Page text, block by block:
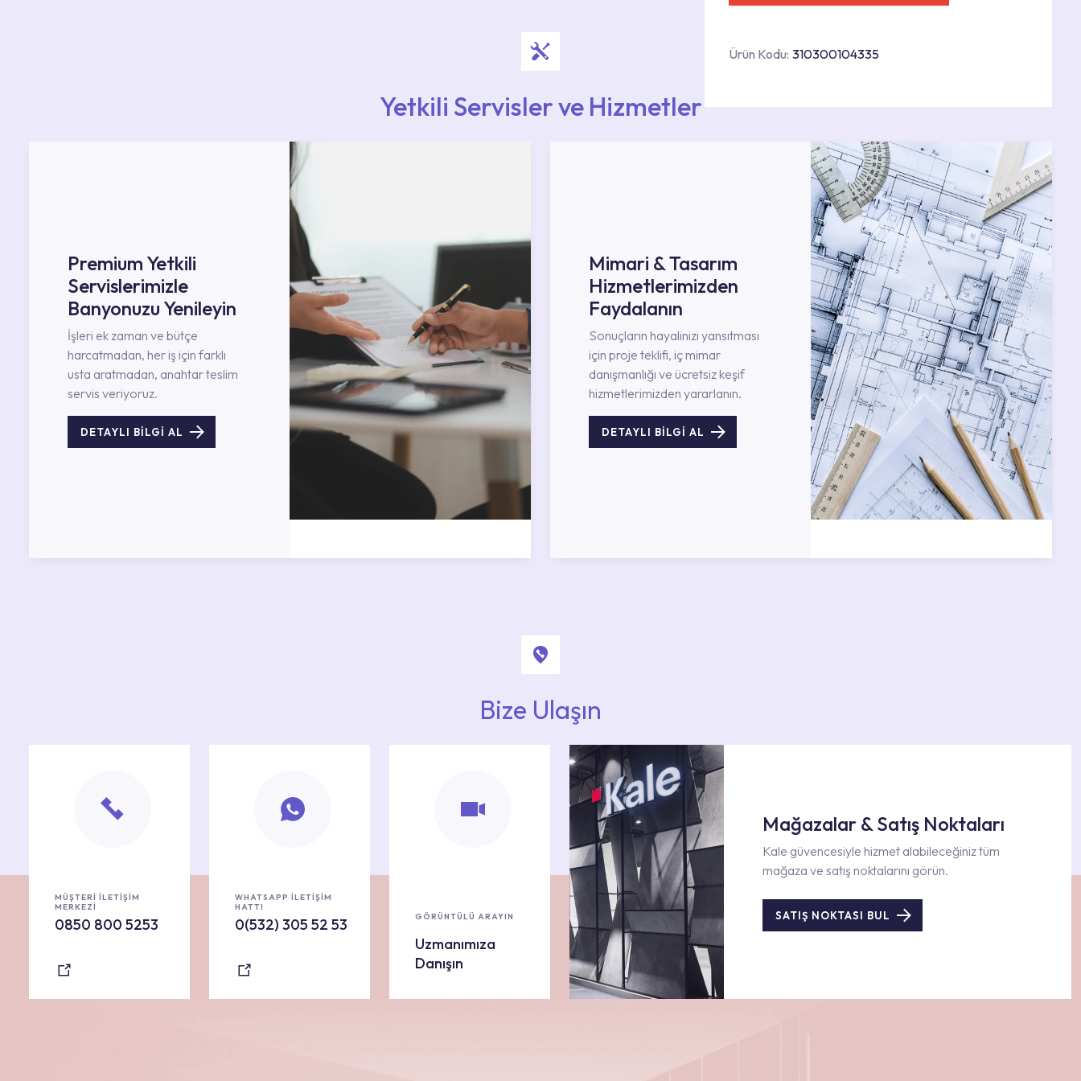
Ürün Kodu: 310300104335
Yetkili Servisler ve Hizmetler
Premium Yetkili
Servislerimizle
Banyonuzu Yenileyin
İşleri ek zaman ve bütçe
harcatmadan, her iş için farklı
usta aratmadan, anahtar teslim
servis veriyoruz.
DETAYLI BİLGİ AL
Mimari & Tasarım
Hizmetlerimizden
Faydalanın
Sonuçların hayalinizi yansıtması
için proje teklifi, iç mimar
danışmanlığı ve ücretsiz keşif
hizmetlerimizden yararlanın.
DETAYLI BİLGİ AL
Bize Ulaşın
MÜŞTERİ İLETİŞİM
MERKEZİ
0850 800 5253
WHATSAPP İLETİŞİM
HATTI
0(532) 305 52 53 GÖRÜNTÜLÜ ARAYIN
Uzmanımıza
Danışın
Mağazalar & Satış Noktaları
Kale güvencesiyle hizmet alabileceğiniz tüm
mağaza ve satış noktalarını görün.
SATIŞ NOKTASI BUL